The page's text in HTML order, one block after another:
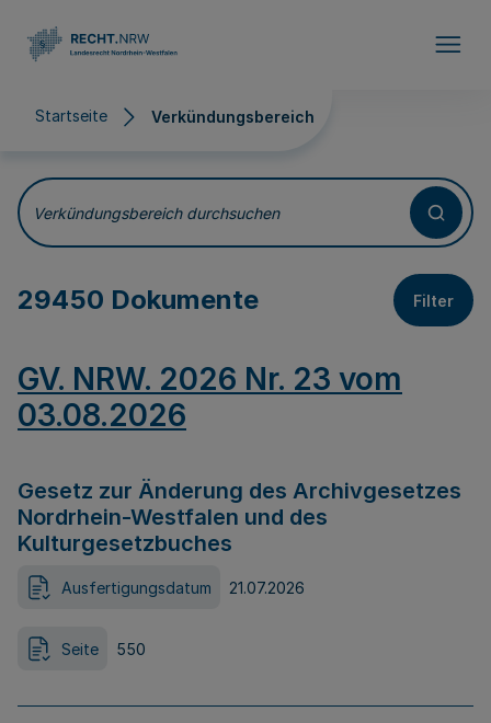
Startseite Verkündungsbereich
Verkündungsbereich
Verkündungsbereich durchsuchen
29450 Dokumente Filter
GV. NRW. 2026 Nr. 23 vom
03.08.2026
Gesetz zur Änderung des Archivgesetzes
Nordrhein-Westfalen und des
Kulturgesetzbuches
Ausfertigungsdatum 21.07.2026
Seite 550